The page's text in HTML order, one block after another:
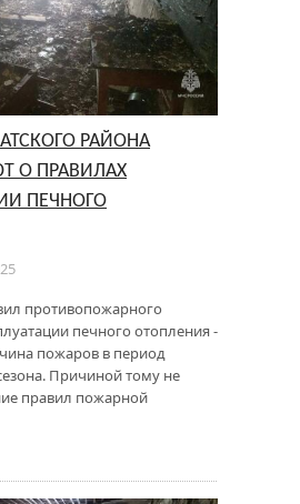
РАЙОНА
О ПРАВИЛАХ
ПЕЧНОГО
противопожарного
печного отопления -
пожаров в период
Причиной тому не
правил пожарной